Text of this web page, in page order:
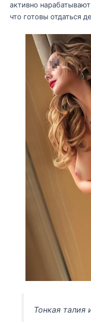
активно
что готовы отдаться
Тонкая талия